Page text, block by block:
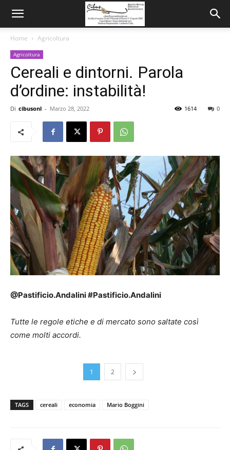
Home Agricoltura
Agricoltura
Cereali e dintorni. Parola
d’ordine: instabilità!
Di cibusonl - Marzo 28, 2022 0
1614
@Pastificio.Andalini #Pastificio.Andalini
Tutte le regole etiche e di mercato sono saltate così
come molti accordi.
1 2
TAGS cereali economia Mario Boggini